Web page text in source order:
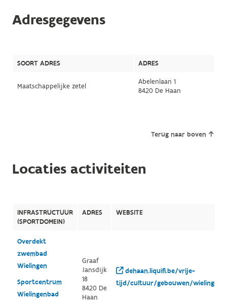
Adresgegevens
SOORT ADRES ADRES
Maatschappelijke zetel
Abelenlaan 1
8420 De Haan
Terug naar boven
Locaties activiteiten
INFRASTRUCTUUR
(SPORTDOMEIN)
ADRES WEBSITE
Overdekt
zwembad
Wielingen
Sportcentrum
Wielingenbad
Graaf
Jansdijk
18
8420 De
Haan
dehaan.liquifi.be/vrije-
tijd/cultuur/gebouwen/wielingen/